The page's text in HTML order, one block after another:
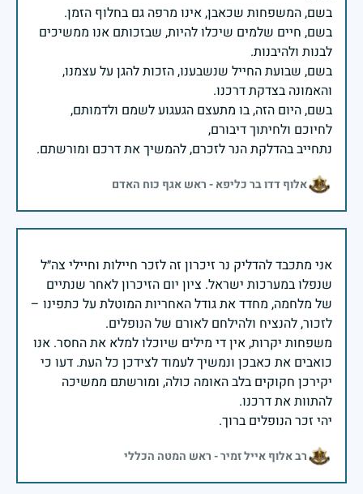
בשם, חיים שלמים שיכלו להיות, שבזכותם אנו ממשיכים
בשם, שבועת החייל שנשבענו, הזכות להגן על עצמנו,
בשם, היום הזה, בו מתעצם הגעגוע לשמם ולדמותם,
נתחייב בהדלקת הנר לזכרם, להמשיך את דרכם ומורשתם.
אלוף דדו בר כליפא - ראש אגף כוח האדם
אני מתכבד להדליק נר זיכרון זה לזכר חיילות וחיילי צה״ל
שנפלו במערכות ישראל. ציון יום הזיכרון לאחר שנתיים
של מלחמה, מחדד את גודל האחריות המוטלת על כתפינו –
משפחות יקרות, אין די מילים שיוכלו למלא את החסר. אנו
כואבים את כאבכן ונמשיך לעמוד לצידכן כל העת. דעו כי
יקירכן חקוקים בלב האומה כולה, ומורשתם ממשיכה
יהי זכר הנופלים ברוך.
רב אלוף אייל זמיר - ראש המטה הכללי